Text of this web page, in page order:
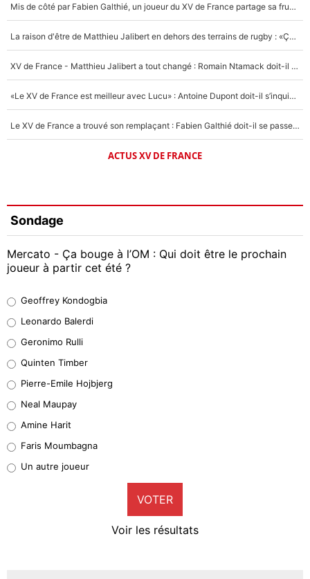
Mis de côté par Fabien Galthié, un joueur du XV de France partage sa frustration : «ils ne me l’ont pas dit tout de suite»
La raison d'être de Matthieu Jalibert en dehors des terrains de rugby : «Ça m'atteint autant que si tu touches à un membre de ma famille»
XV de France - Matthieu Jalibert a tout changé : Romain Ntamack doit-il s’inquiéter pour sa place à un an de la Coupe du monde ?
«Le XV de France est meilleur avec Lucu» : Antoine Dupont doit-il s’inquiéter pour sa place ?
Le XV de France a trouvé son remplaçant : Fabien Galthié doit-il se passer d'Antoine Dupont ?
ACTUS XV DE FRANCE
Sondage
Mercato - Ça bouge à l’OM : Qui doit être le prochain
joueur à partir cet été ?
38%
32%
5%
1%
9%
Geoffrey Kondogbia
Leonardo Balerdi
Geronimo Rulli
Quinten Timber
Pierre-Emile Hojbjerg
Neal Maupay
Amine Harit
Faris Moumbagna
Un autre joueur
VOTER
Voir les résultats